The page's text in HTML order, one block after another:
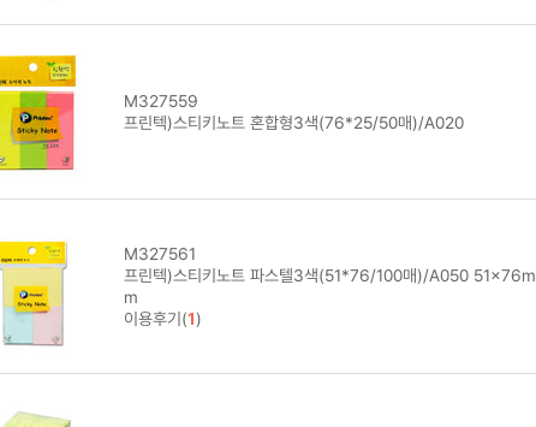
M327559
프린텍)스티키노트 혼합형3색(76*25/50매)/A020
M327561
프린텍)스티키노트 파스텔3색(51*76/100매)/A050 51x76m
m
이용후기(1)